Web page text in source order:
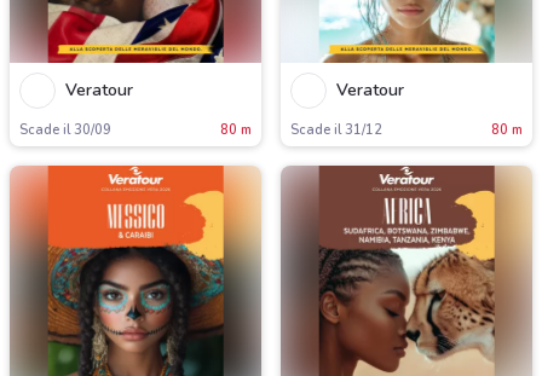
Veratour
Scade il 30/09 80 m
Veratour
Scade il 31/12 80 m